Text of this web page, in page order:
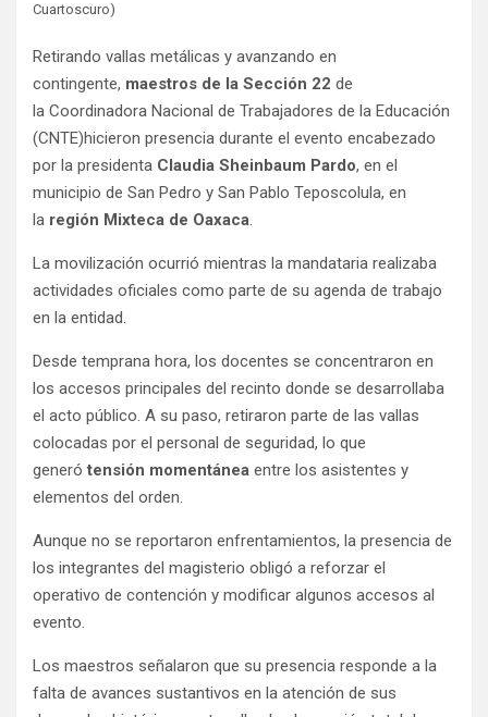
Cuartoscuro)
Retirando vallas metálicas y avanzando en
contingente, maestros de la Sección 22 de
la Coordinadora Nacional de Trabajadores de la Educación
(CNTE)hicieron presencia durante el evento encabezado
por la presidenta Claudia Sheinbaum Pardo, en el
municipio de San Pedro y San Pablo Teposcolula, en
la región Mixteca de Oaxaca.
La movilización ocurrió mientras la mandataria realizaba
actividades oficiales como parte de su agenda de trabajo
en la entidad.
Desde temprana hora, los docentes se concentraron en
los accesos principales del recinto donde se desarrollaba
el acto público. A su paso, retiraron parte de las vallas
colocadas por el personal de seguridad, lo que
generótensión momentánea entre los asistentes y
elementos del orden.
Aunque no se reportaron enfrentamientos, la presencia de
los integrantes del magisterio obligó a reforzar el
operativo de contención y modificar algunos accesos al
evento.
Los maestros señalaron que su presencia responde a la
falta de avances sustantivos en la atención de sus